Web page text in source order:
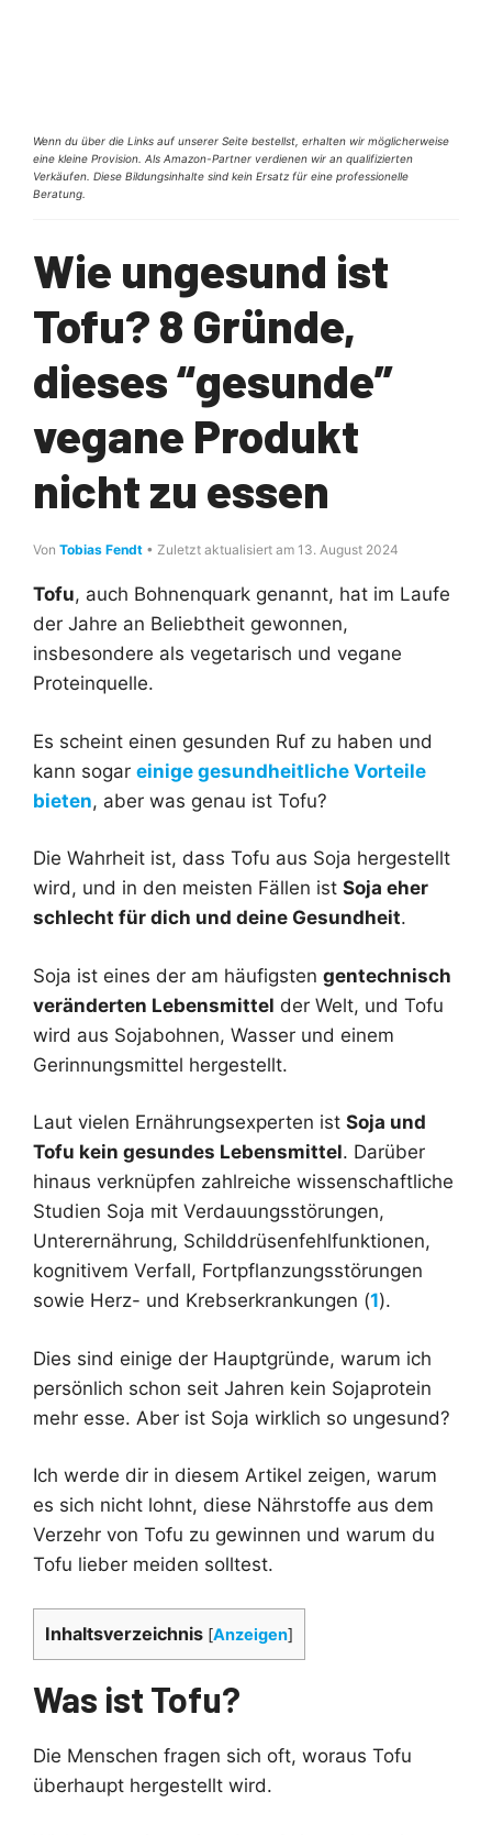
Wenn du über die Links auf unserer Seite bestellst, erhalten wir möglicherweise
eine kleine Provision. Als Amazon-Partner verdienen wir an qualifizierten
Verkäufen. Diese Bildungsinhalte sind kein Ersatz für eine professionelle
Beratung.
Wie ungesund ist
Tofu? 8 Gründe,
dieses “gesunde”
vegane Produkt
nicht zu essen
Von Tobias Fendt • Zuletzt aktualisiert am 13. August 2024
Tofu, auch Bohnenquark genannt, hat im Laufe
der Jahre an Beliebtheit gewonnen,
insbesondere als vegetarisch und vegane
Proteinquelle.
Es scheint einen gesunden Ruf zu haben und
kann sogar einige gesundheitliche Vorteile
bieten, aber was genau ist Tofu?
Die Wahrheit ist, dass Tofu aus Soja hergestellt
wird, und in den meisten Fällen ist Soja eher
schlecht für dich und deine Gesundheit.
Soja ist eines der am häufigsten gentechnisch
veränderten Lebensmittel der Welt, und Tofu
wird aus Sojabohnen, Wasser und einem
Gerinnungsmittel hergestellt.
Laut vielen Ernährungsexperten ist Soja und
Tofu kein gesundes Lebensmittel. Darüber
hinaus verknüpfen zahlreiche wissenschaftliche
Studien Soja mit Verdauungsstörungen,
Unterernährung, Schilddrüsenfehlfunktionen,
kognitivem Verfall, Fortpflanzungsstörungen
sowie Herz- und Krebserkrankungen (1).
Dies sind einige der Hauptgründe, warum ich
persönlich schon seit Jahren kein Sojaprotein
mehr esse. Aber ist Soja wirklich so ungesund?
Ich werde dir in diesem Artikel zeigen, warum
es sich nicht lohnt, diese Nährstoffe aus dem
Verzehr von Tofu zu gewinnen und warum du
Tofu lieber meiden solltest.
Inhaltsverzeichnis [Anzeigen]
Was ist Tofu?
Die Menschen fragen sich oft, woraus Tofu
überhaupt hergestellt wird.